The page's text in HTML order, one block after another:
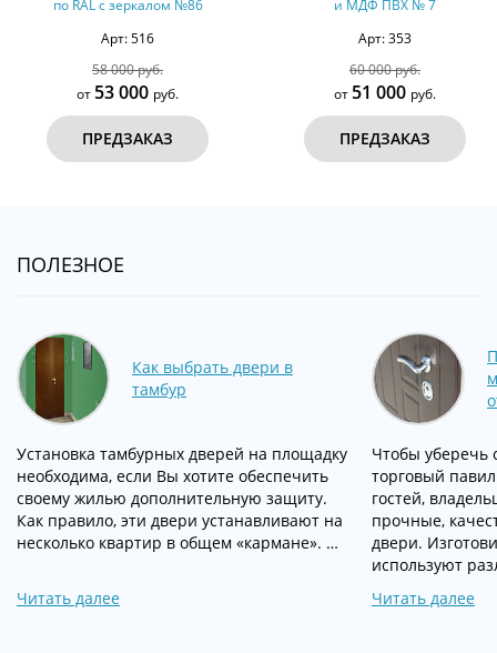
№86
ПОЛЕЗНОЕ
Как выбрать двери в
тамбур
Установка тамбурных дверей на площадку
необходима, если Вы хотите обеспечить
своему жилью дополнительную защиту.
Как правило, эти двери устанавливают на
несколько квартир в общем «кармане». …
Читать далее
Чтобы уберечь
торговый
гостей,
прочные,
двери.
используют
Читать далее